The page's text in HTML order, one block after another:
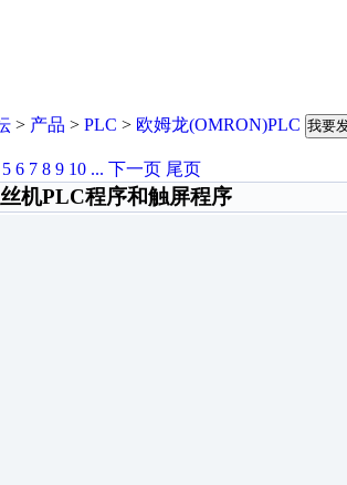
> 产品 > PLC > 欧姆龙(OMRON)PLC 我要
5 6 7 8 9 10 ... 下一页 尾页
机PLC程序和触屏程序